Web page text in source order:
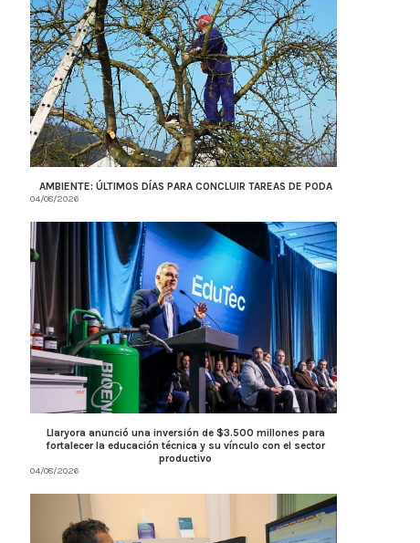
AMBIENTE: ÚLTIMOS DÍAS PARA CONCLUIR TAREAS DE PODA
04/08/2026
Llaryora anunció una inversión de $3.500 millones para
fortalecer la educación técnica y su vínculo con el sector
productivo
04/08/2026